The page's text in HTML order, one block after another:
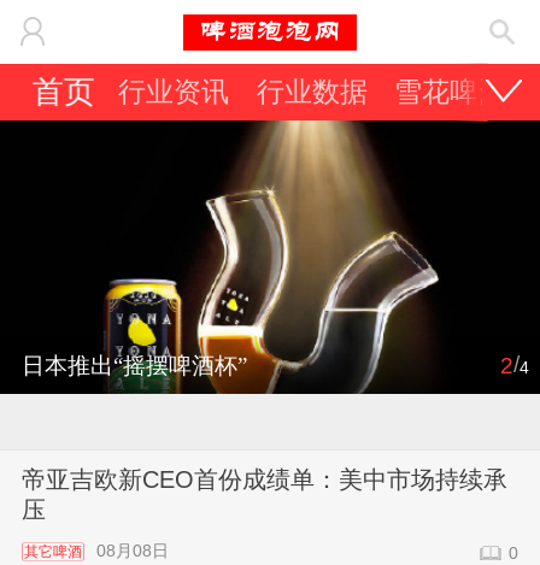
首页 行业资讯 行业数据 雪花啤酒
日本推出“摇摆啤酒杯” 2/4
帝亚吉欧新CEO首份成绩单：美中市场持续承
压
其它啤酒 08月08日 0